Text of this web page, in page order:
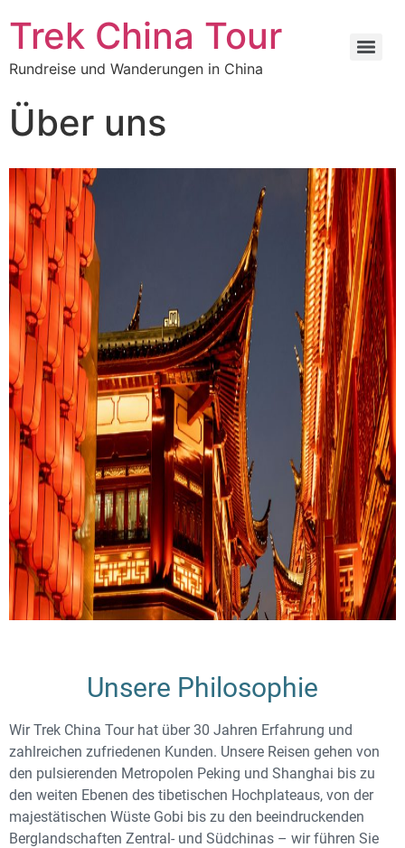
Trek China Tour
Rundreise und Wanderungen in China
Über uns
Unsere Philosophie
Wir Trek China Tour hat über 30 Jahren Erfahrung und
zahlreichen zufriedenen Kunden. Unsere Reisen gehen von
den pulsierenden Metropolen Peking und Shanghai bis zu
den weiten Ebenen des tibetischen Hochplateaus, von der
majestätischen Wüste Gobi bis zu den beeindruckenden
Berglandschaften Zentral- und Südchinas – wir führen Sie